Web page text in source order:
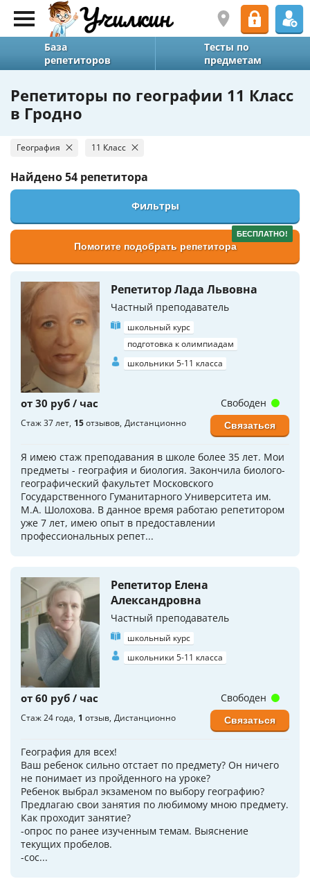
База
репетиторов
Тесты по
предметам
Репетиторы по географии 11 Класс
в Гродно
География 11 Класс
Найдено54 репетитора
Фильтры
БЕСПЛАТНО!
Помогите подобрать репетитора
Репетитор Лада Львовна
Частный преподаватель
школьный курс
подготовка к олимпиадам
школьники 5-11 класса
от 30 руб / час
Стаж 37 лет 15отзывов Дистанционно
Я имею стаж преподавания в школе более 35 лет. Мои
предметы - география и биология. Закончила биолого-
географический факультет Московского
Государственного Гуманитарного Университета им.
М.А. Шолохова. В данное время работаю репетитором
уже 7 лет, имею опыт в предоставлении
профессиональных репет...
Свободен
Связаться
Репетитор Елена
Александровна
Частный преподаватель
школьный курс
школьники 5-11 класса
от 60 руб / час
Стаж 24 года 1 отзыв Дистанционно
География для всех!
Ваш ребенок сильно отстает по предмету? Он ничего
не понимает из пройденного на уроке?
Ребенок выбрал экзаменом по выбору географию?
Предлагаю свои занятия по любимому мною предмету.
Как проходит занятие?
-опрос по ранее изученным темам. Выяснение
текущих пробелов.
-сос...
Свободен
Связаться